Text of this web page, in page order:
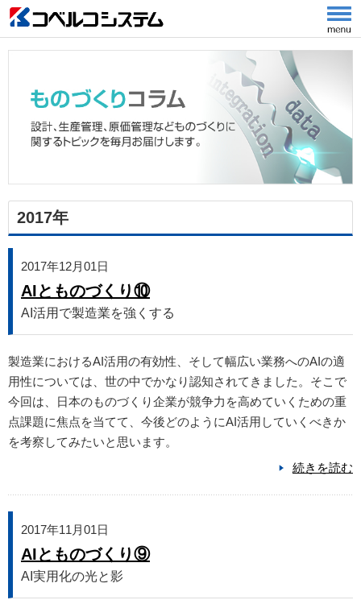
2017年
2017年12月01日
AIとものづくり⑩
AI活用で製造業を強くする
製造業におけるAI活用の有効性、そして幅広い業務へのAIの適
用性については、世の中でかなり認知されてきました。そこで
今回は、日本のものづくり企業が競争力を高めていくための重
点課題に焦点を当てて、今後どのようにAI活用していくべきか
を考察してみたいと思います。
続きを読む
2017年11月01日
AIとものづくり⑨
AI実用化の光と影